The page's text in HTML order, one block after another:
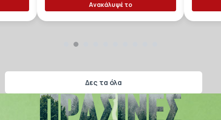
Ανακάλυψέ το
Δες τα όλα